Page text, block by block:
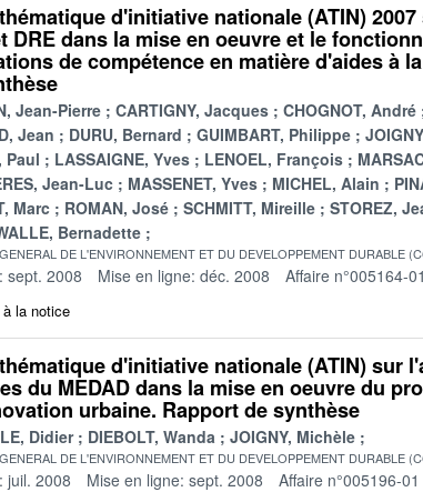
d'initiative nationale (ATIN)
DRE dans la mise en oeuvre et le
de compétence en matière d'aides à
Jean-Pierre CARTIGNY, Jacques CHOGNOT, André
Jean
DURU, Bernard GUIMBART, Philippe
Paul
LASSAIGNE, Yves LENOEL, François
Jean-Luc
MASSENET, Yves MICHEL, Alain
Marc
ROMAN, José SCHMITT, Mireille
STOREZ,
Bernadette
DE L'ENVIRONNEMENT ET DU DEVELOPPEMENT DURABLE
sept. 2008 Mise en ligne: déc. 2008 Affaire n°005164-01
la notice
d'initiative nationale (ATIN) sur
du MEDAD dans la mise en oeuvre du
urbaine. Rapport de synthèse
Didier DIEBOLT, Wanda JOIGNY, Michèle
DE L'ENVIRONNEMENT ET DU DEVELOPPEMENT DURABLE
juil. 2008 Mise en ligne: sept. 2008 Affaire n°005196-01